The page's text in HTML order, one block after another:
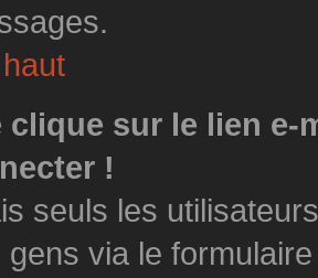
clique sur le lien e-
!
seuls les
gens via le